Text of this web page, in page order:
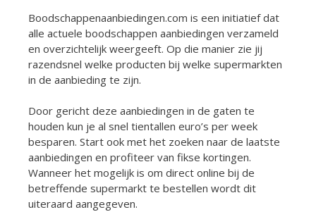
Boodschappenaanbiedingen.com is een initiatief dat
alle actuele boodschappen aanbiedingen verzameld
en overzichtelijk weergeeft. Op die manier zie jij
razendsnel welke producten bij welke supermarkten
in de aanbieding te zijn.
Door gericht deze aanbiedingen in de gaten te
houden kun je al snel tientallen euro’s per week
besparen. Start ook met het zoeken naar de laatste
aanbiedingen en profiteer van fikse kortingen.
Wanneer het mogelijk is om direct online bij de
betreffende supermarkt te bestellen wordt dit
uiteraard aangegeven.